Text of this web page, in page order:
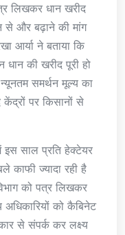
लिखकर धान खरीद
से और बढ़ाने की मांग
आर्या ने बताया कि
की खरीद पूरी हो
समर्थन मूल्य का
पर किसानों से
इस साल प्रति हेक्टेयर
काफी ज्यादा रही है
को पत्र लिखकर
को कैबिनेट
से संपर्क कर लक्ष्य